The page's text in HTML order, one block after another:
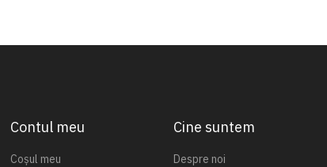
Contul meu
Coșul meu
Cine suntem
Despre noi